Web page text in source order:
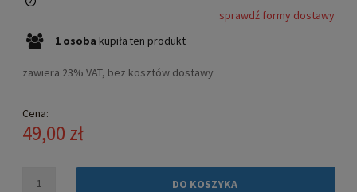
Cena nie zawiera ewentualnych kosztów płatności
sprawdź formy dostawy
1 osoba kupiła ten produkt
zawiera 23% VAT, bez kosztów dostawy
Cena:
49,00 zł
DO KOSZYKA